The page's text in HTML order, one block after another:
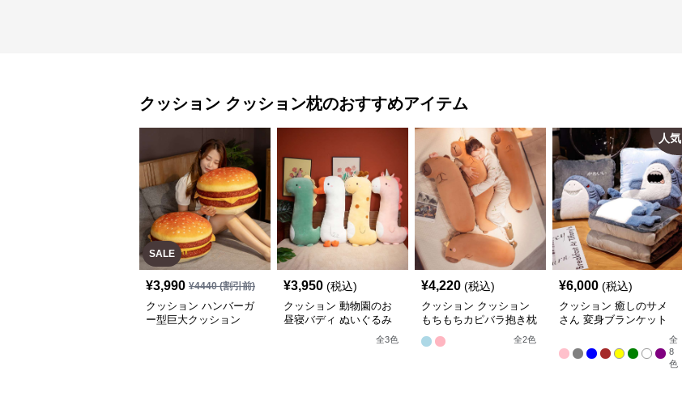
クッション クッション枕のおすすめアイテム
SALE
¥3,990 ¥4440(割引前)
クッション ハンバーガ
ー型巨大クッション
¥3,950 (税込)
クッション 動物園のお
昼寝バディ ぬいぐるみ
全3色
¥4,220 (税込)
クッション クッション
もちもちカピバラ抱き枕
全2色
人気
¥6,000 (税込)
クッション 癒しのサメ
さん 変身ブランケット
全
8
色